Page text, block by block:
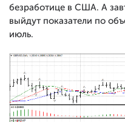
безработице в США. А
выйдут показатели по
июль.